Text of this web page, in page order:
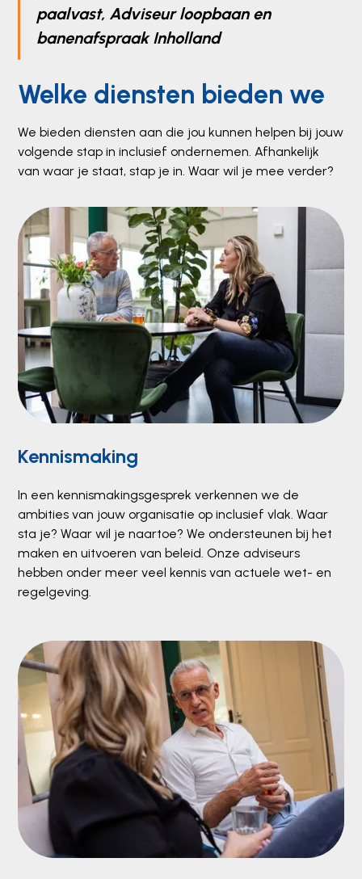
paalvast, Adviseur loopbaan en
banenafspraak Inholland
Welke diensten bieden we
We bieden diensten aan die jou kunnen helpen bij jouw
volgende stap in inclusief ondernemen. Afhankelijk
van waar je staat, stap je in. Waar wil je mee verder?
Kennismaking
In een kennismakingsgesprek verkennen we de
ambities van jouw organisatie op inclusief vlak. Waar
sta je? Waar wil je naartoe? We ondersteunen bij het
maken en uitvoeren van beleid. Onze adviseurs
hebben onder meer veel kennis van actuele wet- en
regelgeving.